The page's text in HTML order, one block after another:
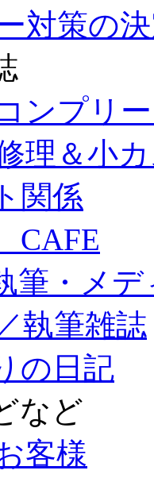
対策の
ンプリ
理＆小
関係
CAFE
筆・メ
執筆雑誌
の日記
など
客様